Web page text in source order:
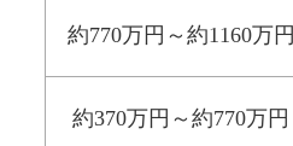
約770万円～約1160万円
約370万円～約770万円